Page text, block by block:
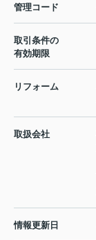
管理コード
取引条件の
有効期限
リフォーム
取扱会社
情報更新日